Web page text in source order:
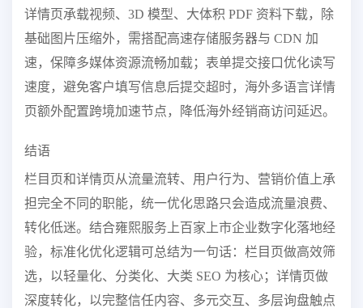
详情页承载视频、3D 模型、大体积 PDF 资料下载，除
基础图片压缩外，需搭配高速存储服务器与 CDN 加
速，保障多媒体资源流畅加载；表单提交接口优化读写
速度，避免客户填写信息后提交超时，海外多语言详情
页额外配置跨境加速节点，降低海外经销商访问延迟。
结语
栏目页和详情页从流量流转、用户行为、营销价值上承
担完全不同的职能，统一优化思路只会造成流量浪费、
转化低迷。结合雍熙服务上百家上市企业数字化落地经
验，标准化优化逻辑可总结为一句话：栏目页做高效筛
选，以轻量化、分类化、大类 SEO 为核心；详情页做
深度转化，以完整信任内容、多元交互、多层询盘触点